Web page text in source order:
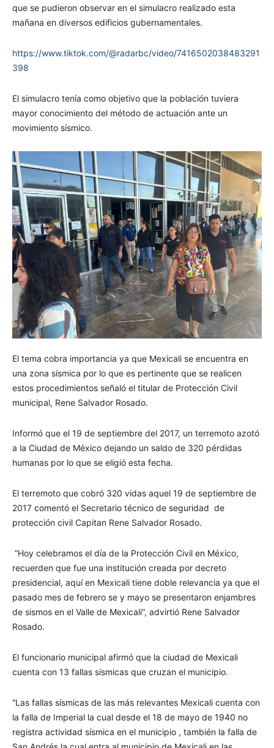
que se pudieron observar en el simulacro realizado esta
mañana en diversos edificios gubernamentales.
https://www.tiktok.com/@radarbc/video/7416502038483291
398
El simulacro tenía como objetivo que la población tuviera
mayor conocimiento del método de actuación ante un
movimiento sísmico.
El tema cobra importancia ya que Mexicali se encuentra en
una zona sísmica por lo que es pertinente que se realicen
estos procedimientos señaló el titular de Protección Civil
municipal, Rene Salvador Rosado.
Informó que el 19 de septiembre del 2017, un terremoto azotó
a la Ciudad de México dejando un saldo de 320 pérdidas
humanas por lo que se eligió esta fecha.
El terremoto que cobró 320 vidas aquel 19 de septiembre de
2017 comentó el Secretario técnico de seguridad de
protección civil Capitan Rene Salvador Rosado.
“Hoy celebramos el día de la Protección Civil en México,
recuerden que fue una institución creada por decreto
presidencial, aquí en Mexicali tiene doble relevancia ya que el
pasado mes de febrero se y mayo se presentaron enjambres
de sismos en el Valle de Mexicali”, advirtió Rene Salvador
Rosado.
El funcionario municipal afirmó que la ciudad de Mexicali
cuenta con 13 fallas sísmicas que cruzan el municipio.
“Las fallas sísmicas de las más relevantes Mexicali cuenta con
la falla de Imperial la cual desde el 18 de mayo de 1940 no
registra actividad sísmica en el municipio , también la falla de